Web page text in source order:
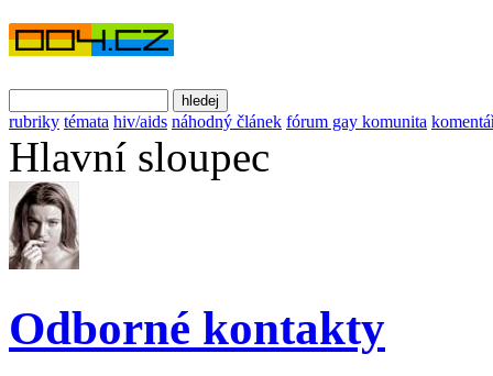
rubriky témata hiv/aids náhodný článek fórum gay komunita
Hlavní sloupec
Odborné kontakty